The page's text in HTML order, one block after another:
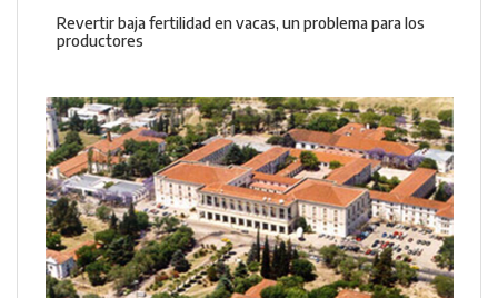
Revertir baja fertilidad en vacas, un problema para los
productores